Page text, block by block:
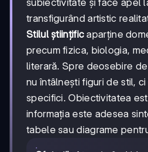
subiectivitate și face apel
transfigurând artistic
Stilul științific aparține
precum fizica, biologia,
literară. Spre deosebire
nu întâlnești figuri de stil, ci
specifici. Obiectivitatea
informația este adesea
tabele sau diagrame